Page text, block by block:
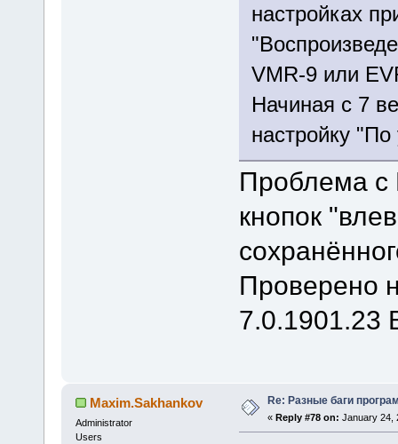
настройках
VMR-9 или
Начиная с 7
настройку
Проблема с
кнопок
Проверено
7.0.1901.23
Maxim.Sakhankov
Administrator
Users
Re: Разные баги
« Reply #78 on: January 24,